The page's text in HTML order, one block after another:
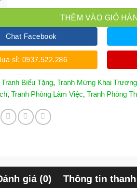
THÊM VÀO GIỎ
Chat Facebook
sỉ: 0937.522.286
Tranh Biếu Tặng, Tranh Mừng Khai Trương
, Tranh Phòng Làm Việc, Tranh Phòng
giá (0) Thông tin